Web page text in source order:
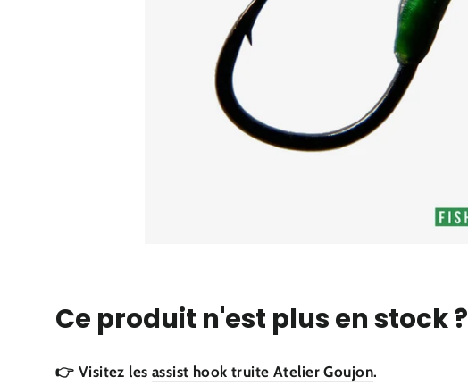
Ce produit n'est plus en stock ?
👉 Visitez les assist hook truite Atelier Goujon.